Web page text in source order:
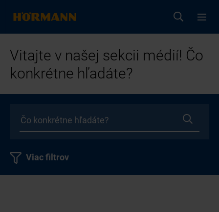
Vitajte v našej sekcii médií! Čo
konkrétne hľadáte?
Viac filtrov